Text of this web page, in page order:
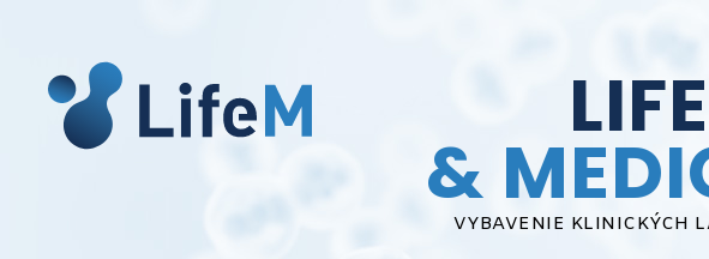
&
VYBAVENIE KLINICKÝCH